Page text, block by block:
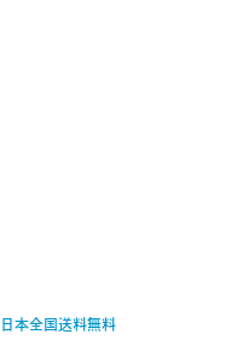
日本全国送料無料